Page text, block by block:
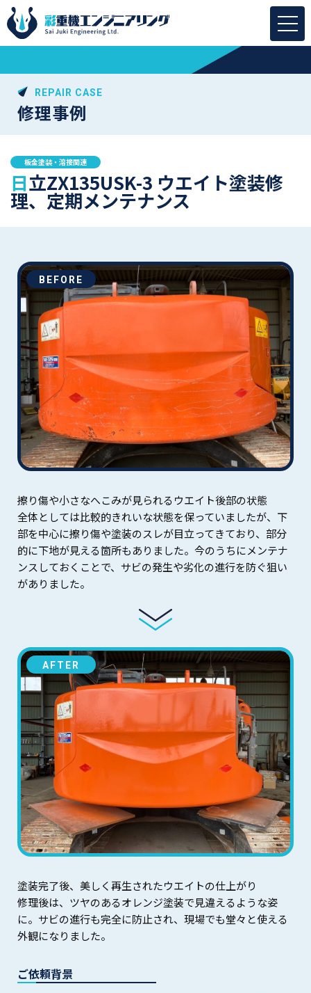
REPAIR CASE
修理事例
板金塗装・溶接関連
日立ZX135USK-3 ウエイト塗装修
理、定期メンテナンス
BEFORE
擦り傷や小さなへこみが見られるウエイト後部の状態
全体としては比較的きれいな状態を保っていましたが、下
部を中心に擦り傷や塗装のスレが目立ってきており、部分
的に下地が見える箇所もありました。今のうちにメンテナ
ンスしておくことで、サビの発生や劣化の進行を防ぐ狙い
がありました。
AFTER
塗装完了後、美しく再生されたウエイトの仕上がり
修理後は、ツヤのあるオレンジ塗装で見違えるような姿
に。サビの進行も完全に防止され、現場でも堂々と使える
外観になりました。
ご依頼背景